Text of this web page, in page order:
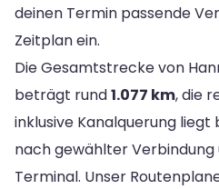
deinen Termin passende
Zeitplan ein.
Die Gesamtstrecke von
beträgt rund1.077 km, die
inklusive Kanalquerung liegt
nach gewählter
Terminal. Unser